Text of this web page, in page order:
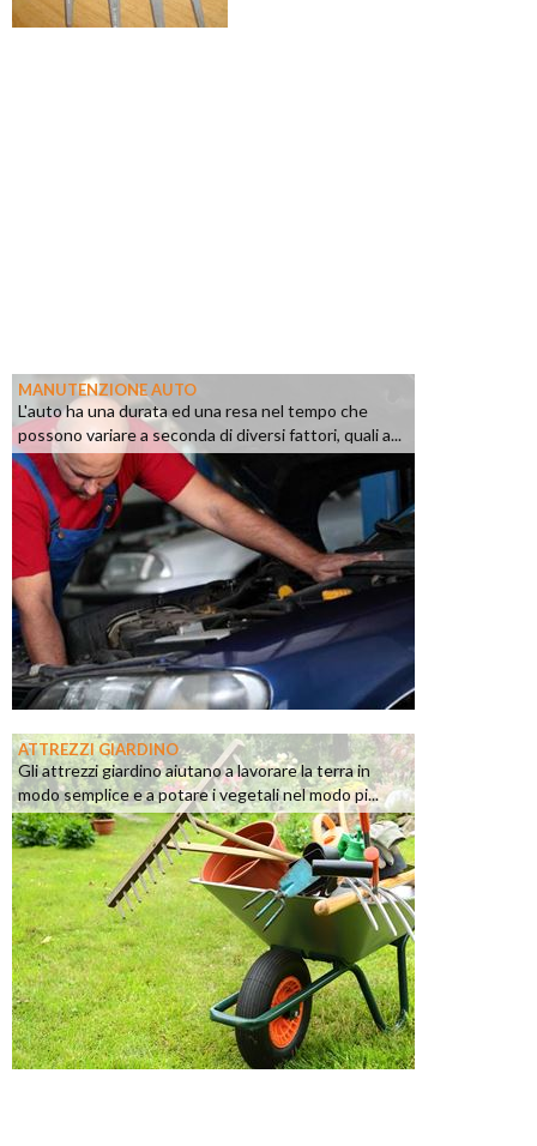
MANUTENZIONE AUTO
L'auto ha una durata ed una resa nel tempo che
possono variare a seconda di diversi fattori, quali a...
ATTREZZI GIARDINO
Gli attrezzi giardino aiutano a lavorare la terra in
modo semplice e a potare i vegetali nel modo pi...